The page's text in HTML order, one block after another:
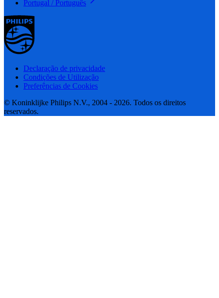
Portugal / Português
Declaração de privacidade
Condições de Utilização
Preferências de Cookies
© Koninklijke Philips N.V., 2004 - 2026. Todos os direitos
reservados.